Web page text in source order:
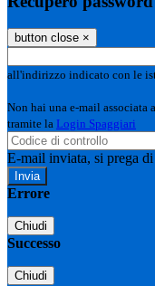
button close ×
all'indirizzo indicato con le
Non hai una e-mail associata
tramite la Login Spaggiari
E-mail inviata, si prega
Errore
Chiudi
Successo
Chiudi